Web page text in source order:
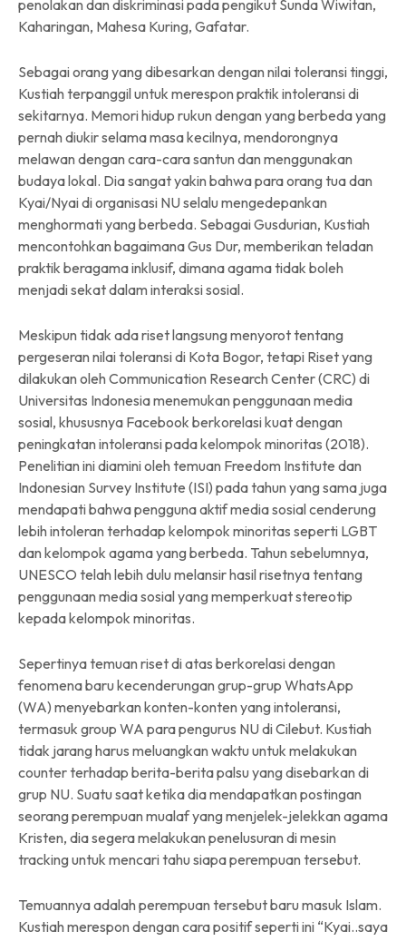
penolakan dan diskriminasi pada pengikut Sunda Wiwitan,
Kaharingan, Mahesa Kuring, Gafatar.
Sebagai orang yang dibesarkan dengan nilai toleransi tinggi,
Kustiah terpanggil untuk merespon praktik intoleransi di
sekitarnya. Memori hidup rukun dengan yang berbeda yang
pernah diukir selama masa kecilnya, mendorongnya
melawan dengan cara-cara santun dan menggunakan
budaya lokal. Dia sangat yakin bahwa para orang tua dan
Kyai/Nyai di organisasi NU selalu mengedepankan
menghormati yang berbeda. Sebagai Gusdurian, Kustiah
mencontohkan bagaimana Gus Dur, memberikan teladan
praktik beragama inklusif, dimana agama tidak boleh
menjadi sekat dalam interaksi sosial.
Meskipun tidak ada riset langsung menyorot tentang
pergeseran nilai toleransi di Kota Bogor, tetapi Riset yang
dilakukan oleh Communication Research Center (CRC) di
Universitas Indonesia menemukan penggunaan media
sosial, khususnya Facebook berkorelasi kuat dengan
peningkatan intoleransi pada kelompok minoritas (2018).
Penelitian ini diamini oleh temuan Freedom Institute dan
Indonesian Survey Institute (ISI) pada tahun yang sama juga
mendapati bahwa pengguna aktif media sosial cenderung
lebih intoleran terhadap kelompok minoritas seperti LGBT
dan kelompok agama yang berbeda. Tahun sebelumnya,
UNESCO telah lebih dulu melansir hasil risetnya tentang
penggunaan media sosial yang memperkuat stereotip
kepada kelompok minoritas.
Sepertinya temuan riset di atas berkorelasi dengan
fenomena baru kecenderungan grup-grup WhatsApp
(WA) menyebarkan konten-konten yang intoleransi,
termasuk group WA para pengurus NU di Cilebut. Kustiah
tidak jarang harus meluangkan waktu untuk melakukan
counter terhadap berita-berita palsu yang disebarkan di
grup NU. Suatu saat ketika dia mendapatkan postingan
seorang perempuan mualaf yang menjelek-jelekkan agama
Kristen, dia segera melakukan penelusuran di mesin
tracking untuk mencari tahu siapa perempuan tersebut.
Temuannya adalah perempuan tersebut baru masuk Islam.
Kustiah merespon dengan cara positif seperti ini “Kyai..saya